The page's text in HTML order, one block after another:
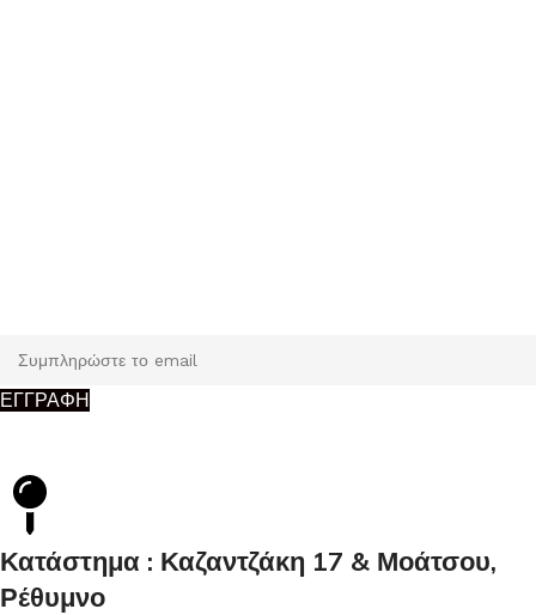
ΕΓΓΡΑΦΗ
Κατάστημα : Καζαντζάκη 17 & Μοάτσου,
Ρέθυμνο